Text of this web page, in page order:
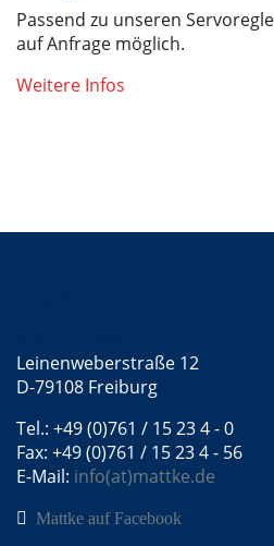
Passend zu unseren
auf Anfrage möglich.
Weitere Infos
Leinenweberstraße 12
D-79108 Freiburg
Tel.: +49 (0)761 / 15 23 4 - 0
Fax: +49 (0)761 / 15 23 4 - 56
E-Mail: info(at)mattke.de
Mattke auf Facebook